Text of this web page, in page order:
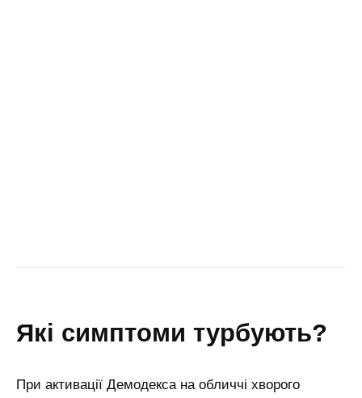
які симптоми турбують?
При активації Демодекса на обличчі хворого